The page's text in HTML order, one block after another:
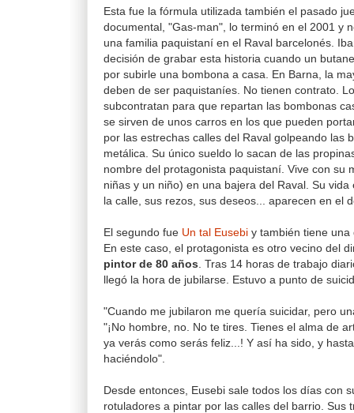
Esta fue la fórmula utilizada también el pasado
documental, "Gas-man", lo terminó en el 2001 y
una familia paquistaní en el Raval barcelonés.
decisión de grabar esta historia cuando un
por subirle una bombona a casa. En Barna, la
deben de ser paquistaníes. No tienen contrato.
subcontratan para que repartan las bombonas
se sirven de unos carros en los que pueden
por las estrechas calles del Raval golpeando las
metálica. Su único sueldo lo sacan de las
nombre del protagonista paquistaní. Vive con su
niñas y un niño) en una bajera del Raval. Su
la calle, sus rezos, sus deseos... aparecen en el
El segundo fue Un tal Eusebi y también tiene
En este caso, el protagonista es otro vecino del
pintor de 80 años . Tras 14 horas de trabajo
llegó la hora de jubilarse. Estuvo a punto de
"Cuando me jubilaron me quería suicidar, pero
"¡No hombre, no. No te tires. Tienes el alma de
ya verás como serás feliz...! Y así ha sido, y
haciéndolo".
Desde entonces, Eusebi sale todos los días con
rotuladores a pintar por las calles del barrio. Sus